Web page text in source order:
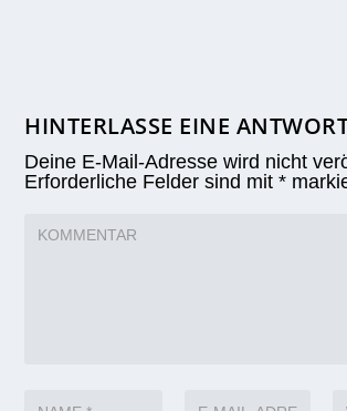
HINTERLASSE EINE
Deine E-Mail-Adresse wird nicht
Erforderliche Felder sind mit*